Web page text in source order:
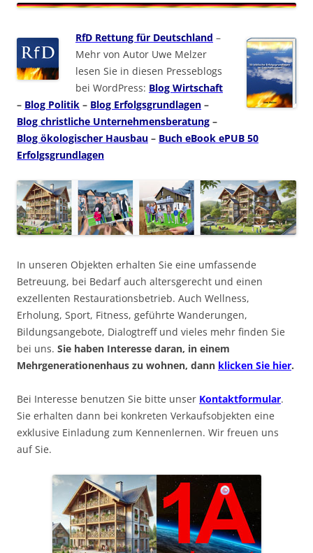
RfD Rettung für Deutschland –
Mehr von Autor Uwe Melzer
lesen Sie in diesen Presseblogs
bei WordPress: Blog Wirtschaft
– Blog Politik – Blog Erfolgsgrundlagen –
Blog christliche Unternehmensberatung –
Blog ökologischer Hausbau – Buch eBook ePUB 50
Erfolgsgrundlagen
In unseren Objekten erhalten Sie eine umfassende
Betreuung, bei Bedarf auch altersgerecht und einen
exzellenten Restaurationsbetrieb. Auch Wellness,
Erholung, Sport, Fitness, geführte Wanderungen,
Bildungsangebote, Dialogtreff und vieles mehr finden Sie
bei uns. Sie haben Interesse daran, in einem
Mehrgenerationenhaus zu wohnen, dann klicken Sie hier.
Bei Interesse benutzen Sie bitte unser Kontaktformular.
Sie erhalten dann bei konkreten Verkaufsobjekten eine
exklusive Einladung zum Kennenlernen. Wir freuen uns
auf Sie.